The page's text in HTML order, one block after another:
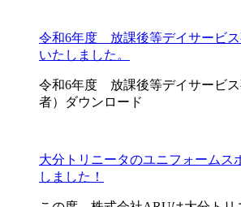
令和6年度 放課後等デイサービ
いたしました。
令和6年度 放課後等デイサービ
者）ダウンロード
大分トリニータのユニフォームス
しました！